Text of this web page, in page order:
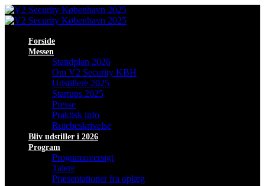
Forside
Messen
Standplan 2026
Om V2 Security KBH
Udstillere 2025
Startups 2025
Presse
Praktisk info
Rutebeskrivelse
Bliv udstiller i 2026
Program
Programoversigt
Talere
Præsentationer fra oplæg